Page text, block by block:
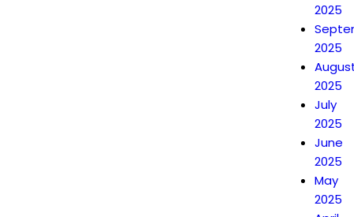
2025
2025
2025
July
2025
June
2025
May
2025